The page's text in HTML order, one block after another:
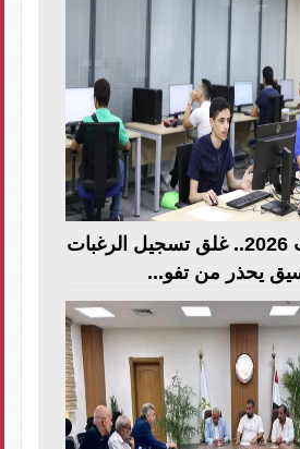
تنسيق الجامعات 2026.. غلق تسجيل الرغبات
يحذر من تفو...